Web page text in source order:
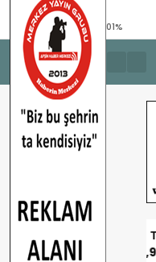
6.168,06
Tether
0,999213